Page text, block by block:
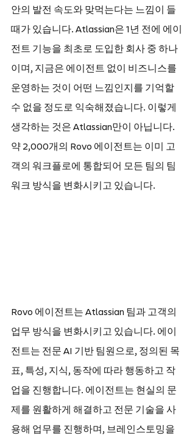
안의 발전 속도와 맞먹는다는 느낌이 들
때가 있습니다. Atlassian은 1년 전에 에이
전트 기능을 최초로 도입한 회사 중 하나
이며, 지금은 에이전트 없이 비즈니스를
운영하는 것이 어떤 느낌인지를 기억할
수 없을 정도로 익숙해졌습니다. 이렇게
생각하는 것은 Atlassian만이 아닙니다.
약 2,000개의 Rovo 에이전트는 이미 고
객의 워크플로에 통합되어 모든 팀의 팀
워크 방식을 변화시키고 있습니다.
Rovo 에이전트는 Atlassian 팀과 고객의
업무 방식을 변화시키고 있습니다. 에이
전트는 전문 AI 기반 팀원으로, 정의된 목
표, 특성, 지식, 동작에 따라 행동하고 작
업을 진행합니다. 에이전트는 현실의 문
제를 원활하게 해결하고 전문 기술을 사
용해 업무를 진행하며, 브레인스토밍을